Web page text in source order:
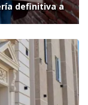
definitiva a